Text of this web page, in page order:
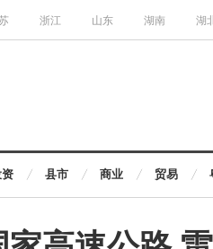
浙江 山东 湖南 湖
县市 商业 贸易